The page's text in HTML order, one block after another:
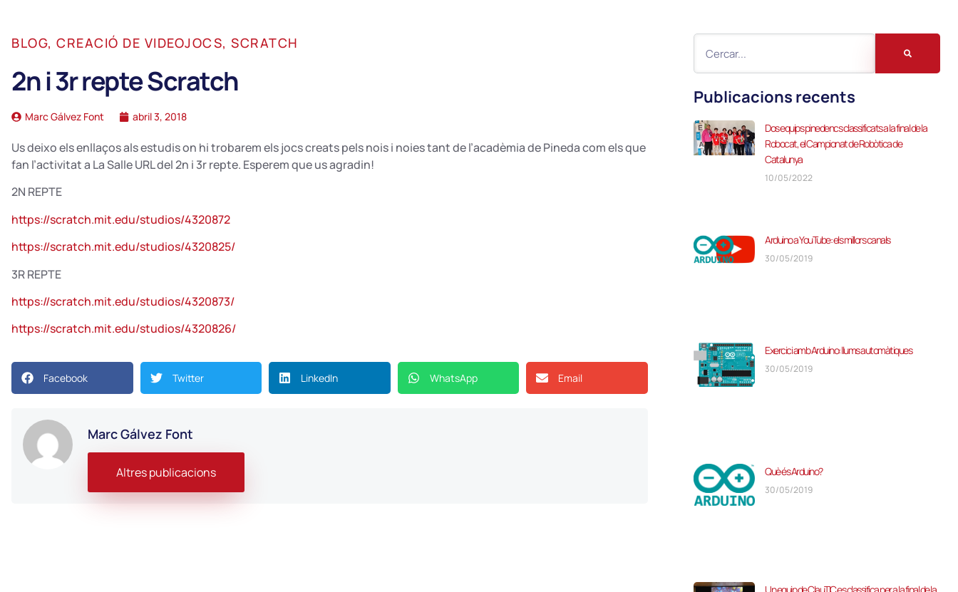
BLOG, CREACIÓ DE VIDEOJOCS, SCRATCH
2n i 3r repte Scratch
Marc Gálvez Font abril 3, 2018
Us deixo els enllaços als estudis on hi trobarem els jocs creats pels nois i noies tant de l’acadèmia de Pineda com els que
fan l’activitat a La Salle URL del 2n i 3r repte. Esperem que us agradin!
2N REPTE
https://scratch.mit.edu/studios/4320872
https://scratch.mit.edu/studios/4320825/
3R REPTE
https://scratch.mit.edu/studios/4320873/
https://scratch.mit.edu/studios/4320826/
Facebook Twitter LinkedIn WhatsApp Email
Marc Gálvez Font
Altres publicacions
Publicacions recents
Dos equips pinedencs classificats a la final de la
Robocat, el Campionat de Robòtica de
Catalunya
10/05/2022
Arduino a YouTube: els millors canals
30/05/2019
Exercici amb Arduino: llums automàtiques
30/05/2019
Què és Arduino?
30/05/2019